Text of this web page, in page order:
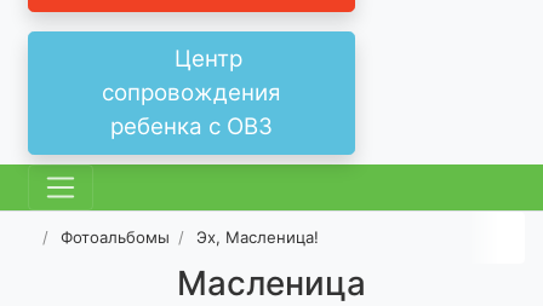
Центр
сопровождения
ребенка с ОВЗ
Фотоальбомы Эх, Масленица!
Масленица